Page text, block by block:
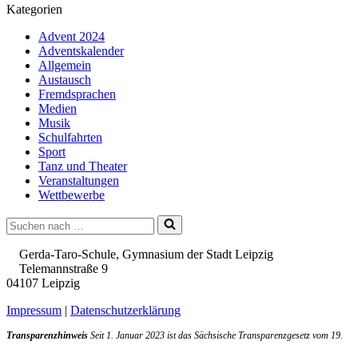
Kategorien
Advent 2024
Adventskalender
Allgemein
Austausch
Fremdsprachen
Medien
Musik
Schulfahrten
Sport
Tanz und Theater
Veranstaltungen
Wettbewerbe
Suchen
nach …
Gerda-Taro-Schule, Gymnasium der Stadt Leipzig
Telemannstraße 9
04107 Leipzig
Impressum | Datenschutzerklärung
Transparenzhinweis Seit 1. Januar 2023 ist das Sächsische Transparenzgesetz vom 19.